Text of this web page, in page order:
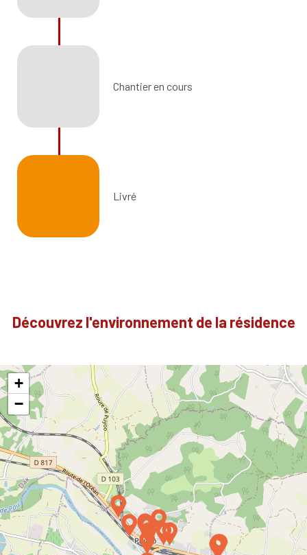
Chantier en cours
Livré
Découvrez l'environnement de la résidence
+
−